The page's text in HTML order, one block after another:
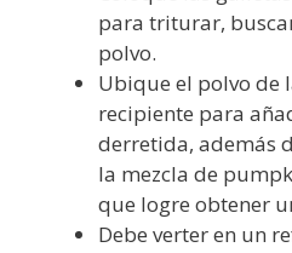
para triturar,
polvo.
Ubique el polvo de
recipiente para
derretida, además
la mezcla de
que logre obtener
Debe verter en un